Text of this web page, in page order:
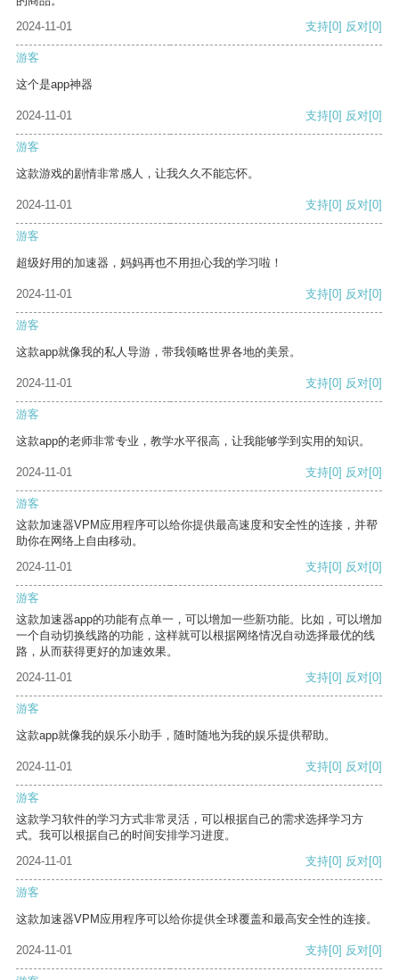
2024-11-01
支持[0] 反对[0]
游客
这个是app神器
2024-11-01 支持[0] 反对[0]
游客
这款游戏的剧情非常感人，让我久久不能忘怀。
2024-11-01 支持[0] 反对[0]
游客
超级好用的加速器，妈妈再也不用担心我的学习啦！
2024-11-01 支持[0] 反对[0]
游客
这款app就像我的私人导游，带我领略世界各地的美景。
2024-11-01 支持[0] 反对[0]
游客
这款app的老师非常专业，教学水平很高，让我能够学到实用的知识。
2024-11-01 支持[0] 反对[0]
游客
这款加速器VPM应用程序可以给你提供最高速度和安全性的连接，并帮
助你在网络上自由移动。
2024-11-01
支持[0] 反对[0]
游客
这款加速器app的功能有点单一，可以增加一些新功能。比如，可以增加
一个自动切换线路的功能，这样就可以根据网络情况自动选择最优的线
路，从而获得更好的加速效果。
2024-11-01
支持[0] 反对[0]
游客
这款app就像我的娱乐小助手，随时随地为我的娱乐提供帮助。
2024-11-01 支持[0] 反对[0]
游客
这款学习软件的学习方式非常灵活，可以根据自己的需求选择学习方
式。我可以根据自己的时间安排学习进度。
2024-11-01
支持[0] 反对[0]
游客
这款加速器VPM应用程序可以给你提供全球覆盖和最高安全性的连接。
2024-11-01 支持[0] 反对[0]